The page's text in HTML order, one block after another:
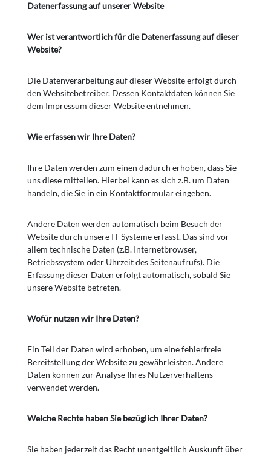
Datenerfassung auf unserer Website
Wer ist verantwortlich für die Datenerfassung auf dieser
Website?
Die Datenverarbeitung auf dieser Website erfolgt durch
den Websitebetreiber. Dessen Kontaktdaten können Sie
dem Impressum dieser Website entnehmen.
Wie erfassen wir Ihre Daten?
Ihre Daten werden zum einen dadurch erhoben, dass Sie
uns diese mitteilen. Hierbei kann es sich z.B. um Daten
handeln, die Sie in ein Kontaktformular eingeben.
Andere Daten werden automatisch beim Besuch der
Website durch unsere IT-Systeme erfasst. Das sind vor
allem technische Daten (z.B. Internetbrowser,
Betriebssystem oder Uhrzeit des Seitenaufrufs). Die
Erfassung dieser Daten erfolgt automatisch, sobald Sie
unsere Website betreten.
Wofür nutzen wir Ihre Daten?
Ein Teil der Daten wird erhoben, um eine fehlerfreie
Bereitstellung der Website zu gewährleisten. Andere
Daten können zur Analyse Ihres Nutzerverhaltens
verwendet werden.
Welche Rechte haben Sie bezüglich Ihrer Daten?
Sie haben jederzeit das Recht unentgeltlich Auskunft über